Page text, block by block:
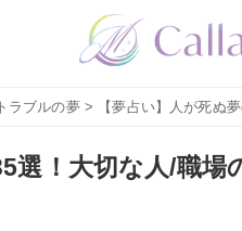
ラブルの夢> 【夢占い】人が死ぬ
選！大切な人/職場